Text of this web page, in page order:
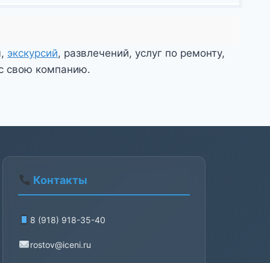
экскурсий, развлечений, услуг по ремонту,
свою компанию.
Контакты
8 (918) 918-35-40
rostov@iceni.ru